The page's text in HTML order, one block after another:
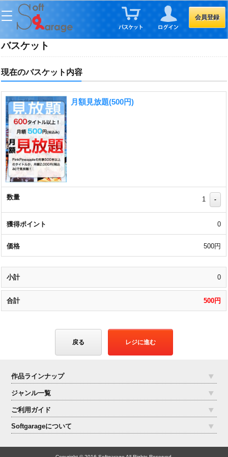
会員登録
バスケット
現在のバスケット内容
月額見放題(500円)
1 -
0
500円
0
500円
戻る レジに進む
作品ラインナップ
ジャンル一覧
ご利用ガイド
Softgarageについて